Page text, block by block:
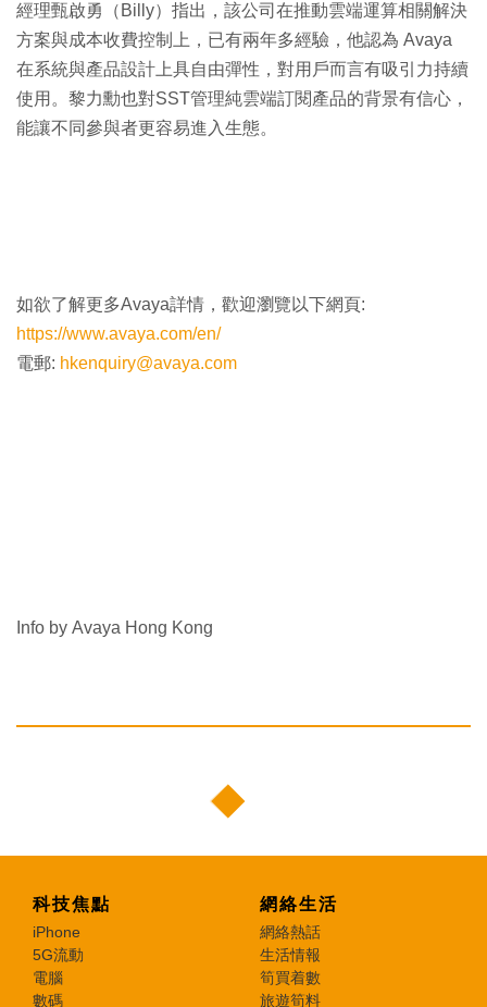
經理甄啟勇（Billy）指出，該公司在推動雲端運算相關解決
方案與成本收費控制上，已有兩年多經驗，他認為 Avaya
在系統與產品設計上具自由彈性，對用戶而言有吸引力持續
使用。黎力勳也對SST管理純雲端訂閱產品的背景有信心，
能讓不同參與者更容易進入生態。
如欲了解更多Avaya詳情，歡迎瀏覽以下網頁:
https://www.avaya.com/en/
電郵: hkenquiry@avaya.com
Info by Avaya Hong Kong
科技焦點
iPhone
5G流動
電腦
數碼
網絡生活
網絡熱話
生活情報
筍買着數
旅遊筍料